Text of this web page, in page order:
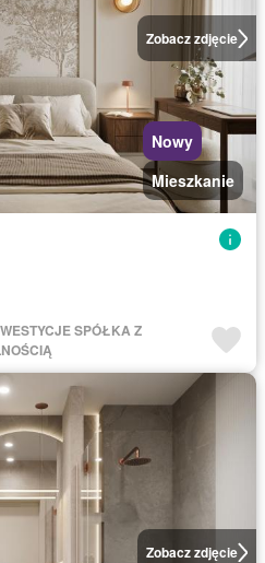
Zobacz zdjęcie
Nowy
Mieszkanie
SPÓŁKA Z
Zobacz zdjęcie